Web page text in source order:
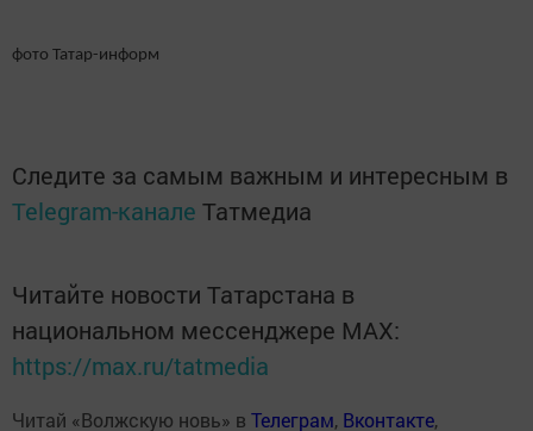
фото Татар-информ
Следите за самым важным и интересным в
Telegram-канале Татмедиа
Читайте новости Татарстана в
национальном мессенджере MАХ:
https://max.ru/tatmedia
Читай «Волжскую новь» в Телеграм, Вконтакте,